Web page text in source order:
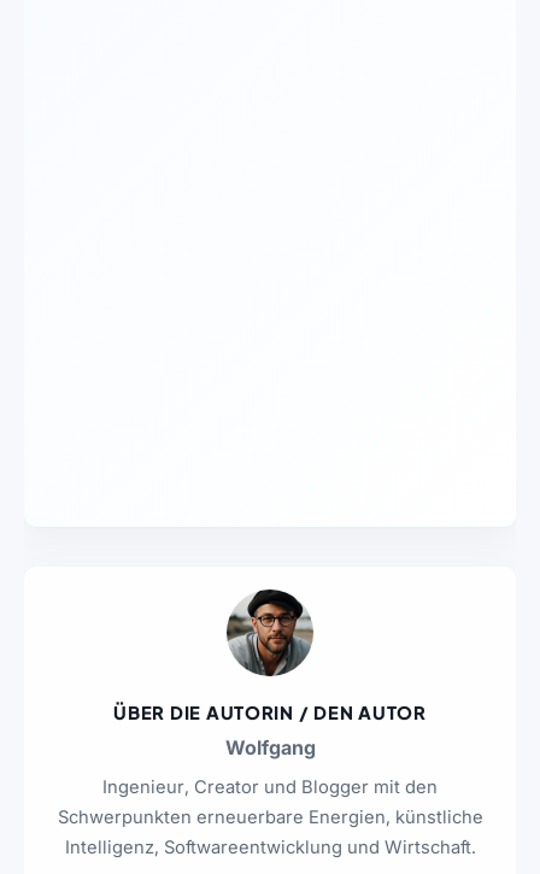
ÜBER DIE AUTORIN / DEN AUTOR
Wolfgang
Ingenieur, Creator und Blogger mit den
Schwerpunkten erneuerbare Energien, künstliche
Intelligenz, Softwareentwicklung und Wirtschaft.